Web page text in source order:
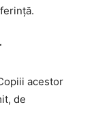
acestor
de